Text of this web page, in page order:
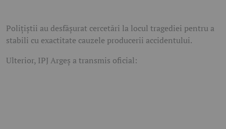
Polițiștii au desfășurat cercetări la locul tragediei pentru a
stabili cu exactitate cauzele producerii accidentului.
Ulterior, IPJ Argeș a transmis oficial: